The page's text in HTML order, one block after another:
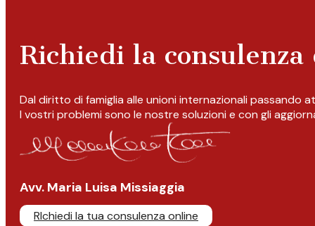
Richiedi la
Dal diritto di famiglia alle unioni internazionali passando
I vostri problemi sono le nostre soluzioni e con gli
Avv. Maria Luisa Missiaggia
RIchiedi la tua consulenza online